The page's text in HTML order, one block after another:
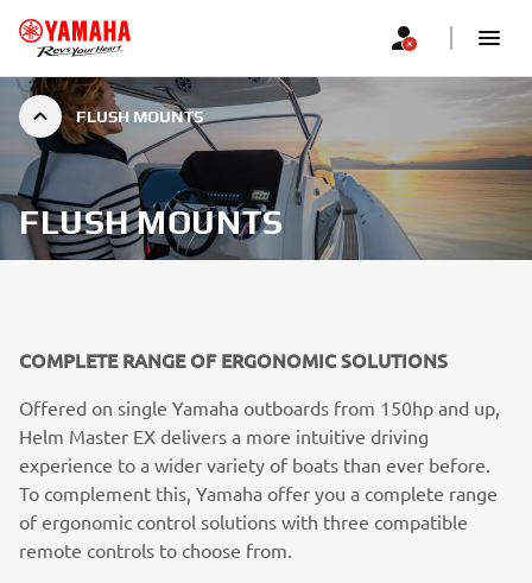
FLUSH MOUNTS
FLUSH MOUNTS
COMPLETE RANGE OF ERGONOMIC SOLUTIONS
Offered on single Yamaha outboards from 150hp and up,
Helm Master EX delivers a more intuitive driving
experience to a wider variety of boats than ever before.
To complement this, Yamaha offer you a complete range
of ergonomic control solutions with three compatible
remote controls to choose from.